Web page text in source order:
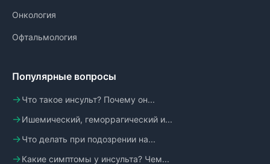
Онкология
Офтальмология
Популярные вопросы
Что такое инсульт? Почему он...
Ишемический, геморрагический и...
Что делать при подозрении на...
Какие симптомы у инсульта? Чем...